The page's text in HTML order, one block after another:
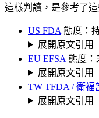
這樣判讀，是參考了這
US FDA 態度：
展開原文引用
EU EFSA 態度：
展開原文引用
TW TFDA / 衛福
展開原文引用